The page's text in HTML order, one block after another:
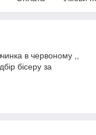
в червоному ,,
бісеру за